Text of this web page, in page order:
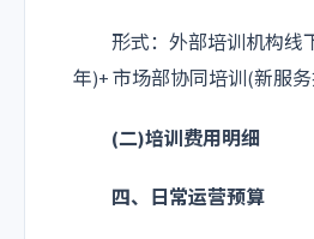
形式：外部培训机构线
年)+ 市场部协同培训(新服务
(二)培训费用明细
四、日常运营预算